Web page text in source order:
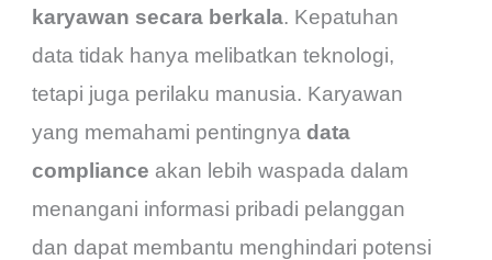
karyawan secara berkala. Kepatuhan
data tidak hanya melibatkan teknologi,
tetapi juga perilaku manusia. Karyawan
yang memahami pentingnyadata
compliance akan lebih waspada dalam
menangani informasi pribadi pelanggan
dan dapat membantu menghindari potensi